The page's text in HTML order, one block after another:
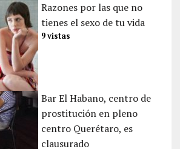
Razones por las que no
tienes el sexo de tu vida
9 vistas
Bar El Habano, centro de
prostitución en pleno
centro Querétaro, es
clausurado